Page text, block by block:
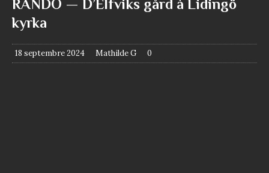
RANDO — D’Elfviks gård à Lidingö
kyrka
18 septembre 2024 Mathilde G 0